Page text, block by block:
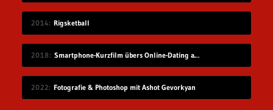
2014 Rigsketball
2018 Smartphone-Kurzfilm übers Online-Dating auf Zugreise
2022 Fotografie & Photoshop mit Ashot Gevorkyan